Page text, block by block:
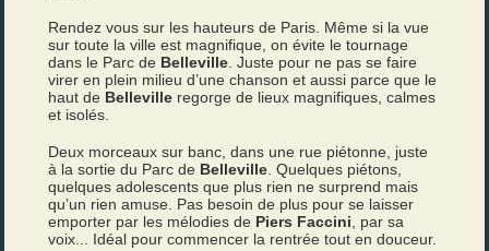
Rendez vous sur les hauteurs de Paris. Même si la vue
sur toute la ville est magnifique, on évite le tournage
dans le Parc de Belleville . Juste pour ne pas se faire
virer en plein milieu d’une chanson et aussi parce que le
haut de Belleville regorge de lieux magnifiques, calmes
et isolés.
Deux morceaux sur banc, dans une rue piétonne, juste
à la sortie du Parc de Belleville . Quelques piétons,
quelques adolescents que plus rien ne surprend mais
qu’un rien amuse. Pas besoin de plus pour se laisser
emporter par les mélodies de Piers Faccini , par sa
voix... Idéal pour commencer la rentrée tout en douceur.